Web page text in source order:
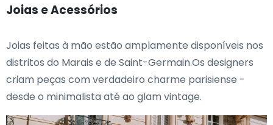
Joias e Acessórios
Joias feitas à mão estão amplamente disponíveis nos
distritos do Marais e de Saint-Germain.Os designers
criam peças com verdadeiro charme parisiense -
desde o minimalista até ao glam vintage.